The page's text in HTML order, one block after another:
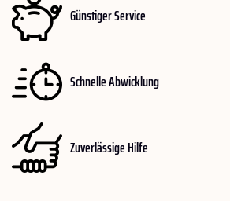
Günstiger Service
Schnelle Abwicklung
Zuverlässige Hilfe